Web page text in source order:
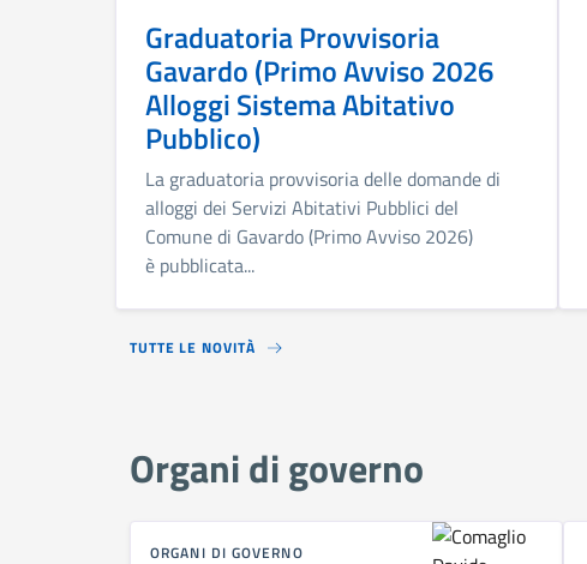
Graduatoria Provvisoria
Gavardo (Primo Avviso 2026
Alloggi Sistema Abitativo
Pubblico)
La graduatoria provvisoria delle domande di
alloggi dei Servizi Abitativi Pubblici del
Comune di Gavardo (Primo Avviso 2026)
è pubblicata...
TUTTE LE NOVITÀ
Organi di governo
ORGANI DI GOVERNO